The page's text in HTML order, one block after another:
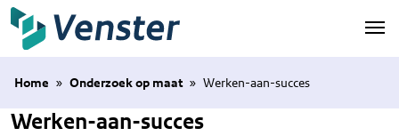
Naar hoofdinhoud
Home » Onderzoek op maat » Werken-aan-succes
Werken-aan-succes